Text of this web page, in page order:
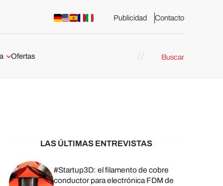
Publicidad Contacto
y
3D en
Ofertas Buscar
LAS ÚLTIMAS ENTREVISTAS
#Startup3D: el filamento de cobre
conductor para electrónica FDM de